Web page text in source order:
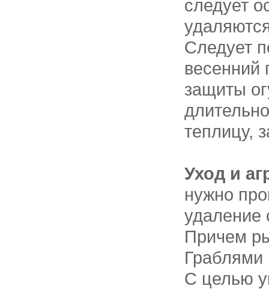
следует
Следует
весенний
защиты
теплицу,
Уход и
нужно
удаление
Причем
С целью